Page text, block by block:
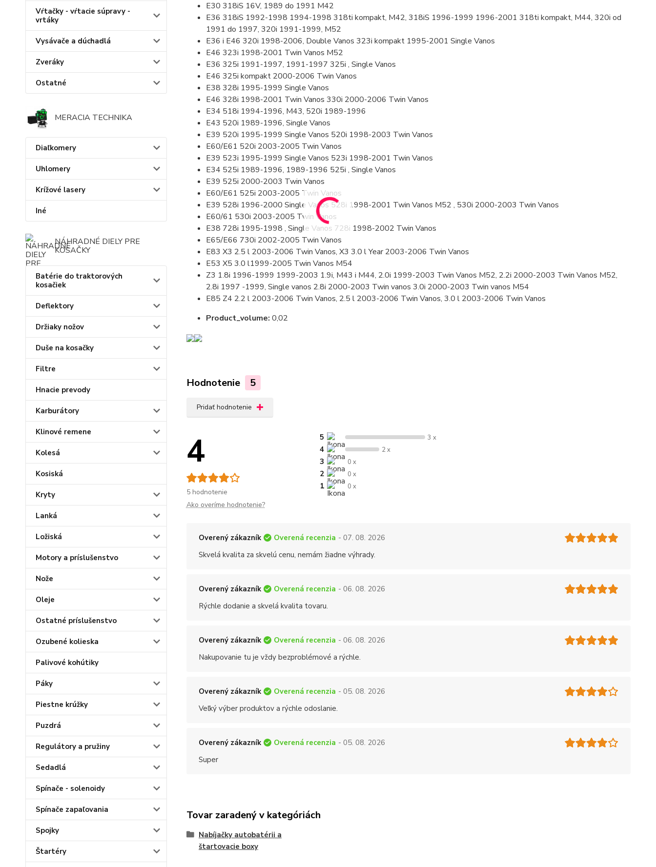
Vŕtačky - vŕtacie súpravy -
vrtáky
Vysávače a dúchadlá
Zveráky
Ostatné
MERACIA TECHNIKA
Diaľkomery
Uhlomery
Krížové lasery
Iné
NÁHRADNÉ DIELY PRE
KOSAČKY
Batérie do traktorových
kosačiek
Deflektory
Držiaky nožov
Duše na kosačky
Filtre
Hnacie prevody
Karburátory
Klinové remene
Kolesá
Kosiská
Kryty
Lanká
Ložiská
Motory a príslušenstvo
Nože
Oleje
Ostatné príslušenstvo
Ozubené kolieska
Palivové kohútiky
Páky
Piestne krúžky
Puzdrá
Regulátory a pružiny
Sedadlá
Spínače - solenoidy
Spínače zapaľovania
Spojky
Štartéry
E30 318iS 16V, 1989 do 1991 M42
E36 318iS 1992-1998 1994-1998 318ti kompakt, M42, 318iS 1996-1999 1996-2001 318ti kompakt, M44, 320i od
1991 do 1997, 320i 1991-1999, M52
E36 i E46 320i 1998-2006, Double Vanos 323i kompakt 1995-2001 Single Vanos
E46 323i 1998-2001 Twin Vanos M52
E36 325i 1991-1997, 1991-1997 325i , Single Vanos
E46 325i kompakt 2000-2006 Twin Vanos
E38 328i 1995-1999 Single Vanos
E46 328i 1998-2001 Twin Vanos 330i 2000-2006 Twin Vanos
E34 518i 1994-1996, M43, 520i 1989-1996
E43 520i 1989-1996, Single Vanos
E39 520i 1995-1999 Single Vanos 520i 1998-2003 Twin Vanos
E60/E61 520i 2003-2005 Twin Vanos
E39 523i 1995-1999 Single Vanos 523i 1998-2001 Twin Vanos
E34 525i 1989-1996, 1989-1996 525i , Single Vanos
E39 525i 2000-2003 Twin Vanos
E60/E61 525i 2003-2005 Twin Vanos
E39 528i 1996-2000 Single Vanos 528i 1998-2001 Twin Vanos M52 , 530i 2000-2003 Twin Vanos
E60/61 530i 2003-2005 Twin Vanos
E38 728i 1995-1998 , Single Vanos 728i 1998-2002 Twin Vanos
E65/E66 730i 2002-2005 Twin Vanos
E83 X3 2.5 l 2003-2006 Twin Vanos, X3 3.0 l Year 2003-2006 Twin Vanos
E53 X5 3.0 l1999-2005 Twin Vanos M54
Z3 1.8i 1996-1999 1999-2003 1.9i, M43 i M44, 2.0i 1999-2003 Twin Vanos M52, 2.2i 2000-2003 Twin Vanos M52,
2.8i 1997 -1999, Single vanos 2.8i 2000-2003 Twin vanos 3.0i 2000-2003 Twin vanos M54
E85 Z4 2.2 l 2003-2006 Twin Vanos, 2.5 l 2003-2006 Twin Vanos, 3.0 l 2003-2006 Twin Vanos
Product_volume: 0,02
Hodnotenie 5
Pridať hodnotenie
4
5 hodnotenie
5 3 x
4 2 x
3 0 x
2 0 x
1 0 x
Ako overíme hodnotenie?
Overený zákazník Overená recenzia - 07. 08. 2026
Skvelá kvalita za skvelú cenu, nemám žiadne výhrady.
Overený zákazník Overená recenzia - 06. 08. 2026
Rýchle dodanie a skvelá kvalita tovaru.
Overený zákazník Overená recenzia - 06. 08. 2026
Nakupovanie tu je vždy bezproblémové a rýchle.
Overený zákazník Overená recenzia - 05. 08. 2026
Veľký výber produktov a rýchle odoslanie.
Overený zákazník Overená recenzia - 05. 08. 2026
Super
Tovar zaradený v kategóriách
Nabíjačky autobatérii a
štartovacie boxy